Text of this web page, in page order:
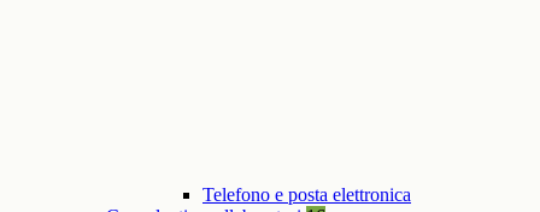
Telefono e posta elettronica